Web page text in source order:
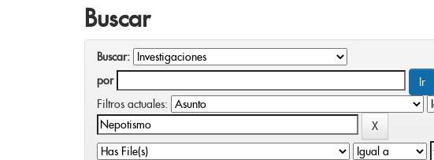
Buscar
Buscar:
por
Filtros actuales: